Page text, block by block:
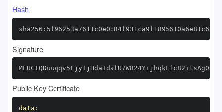
Hash
Signature
Public Key Certificate
data :